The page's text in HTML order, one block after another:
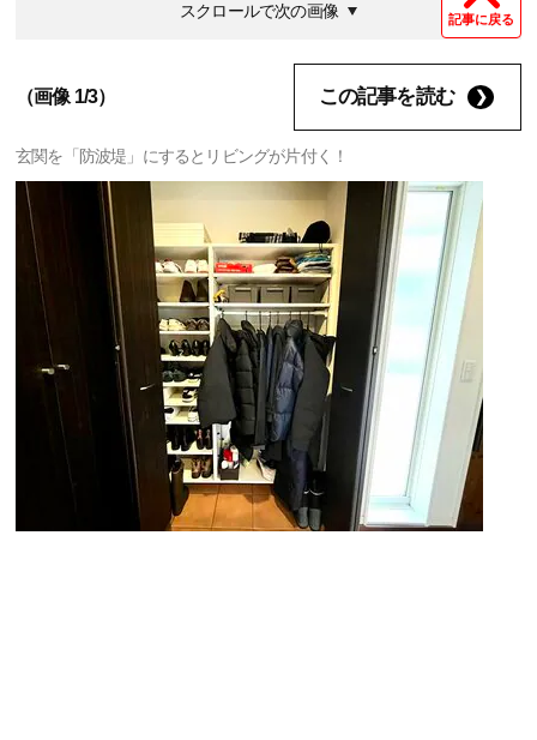
記事に戻る
スクロールで次の画像
（画像 1/3） この記事を読む
玄関を「防波堤」にするとリビングが片付く！